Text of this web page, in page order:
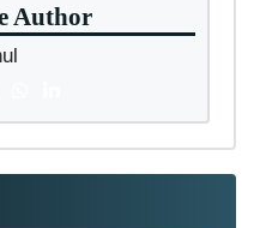
Author